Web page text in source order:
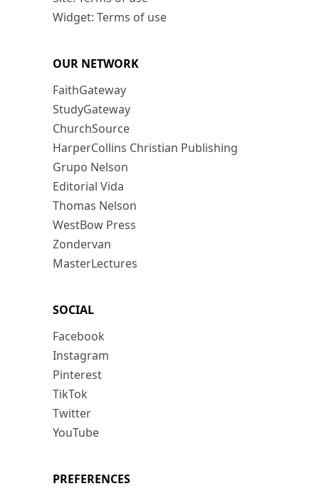
Widget: Terms of use
OUR NETWORK
FaithGateway
StudyGateway
ChurchSource
HarperCollins Christian Publishing
Grupo Nelson
Editorial Vida
Thomas Nelson
WestBow Press
Zondervan
MasterLectures
SOCIAL
Facebook
Instagram
Pinterest
TikTok
Twitter
YouTube
PREFERENCES